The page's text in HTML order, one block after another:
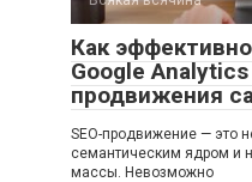
Как
Google
продвижения
SEO-продвижение — это
семантическим ядром и
массы. Невозможно